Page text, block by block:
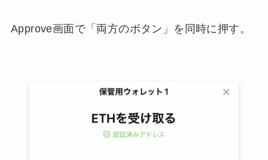
Approve画面で「両方のボタン」を同時に押す。